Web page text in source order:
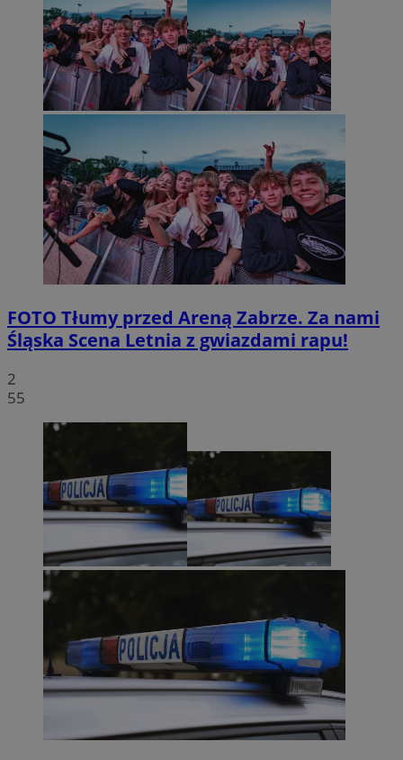
FOTO Tłumy przed Areną Zabrze. Za nami
Śląska Scena Letnia z gwiazdami rapu!
2
55